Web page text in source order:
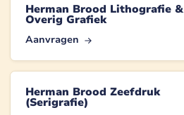
Herman Brood Lithografie &
Overig Grafiek
Aanvragen
Herman Brood Zeefdruk
(Serigrafie)